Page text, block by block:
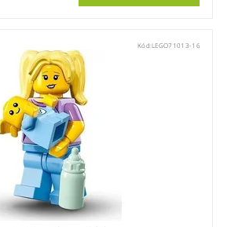
Kód:LEGO71013-16